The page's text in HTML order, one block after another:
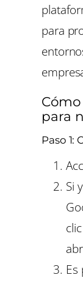
para
para
Paso 1:
Si
Es